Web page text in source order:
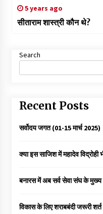
5 years ago
सीताराम शास्त्री कौन थे?
Search
Recent Posts
सर्वोदय जगत (01-15 मार्च 2025)
क्या इस साजिश में महादेव विद्रोही
बनारस में अब सर्व सेवा संघ के
विकास के लिए शराबबंदी जरूरी शर्त